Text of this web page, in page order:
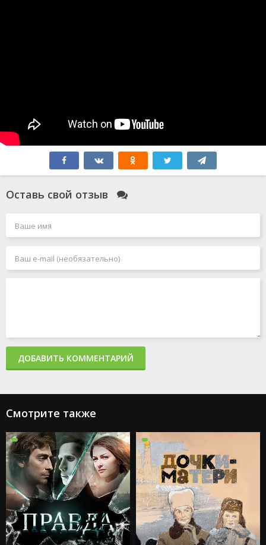
Оставь свой отзыв
ДОБАВИТЬ КОММЕНТАРИЙ
Смотрите также